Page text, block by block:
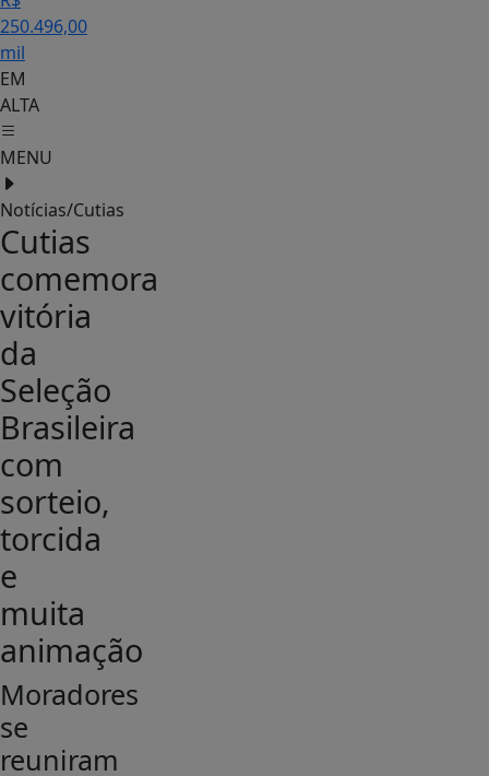
250.496,00
mil
EM
ALTA
MENU
Notícias/Cutias
Cutias
comemora
vitória
da
Seleção
Brasileira
com
sorteio,
torcida
e
muita
animação
Moradores
se
reuniram